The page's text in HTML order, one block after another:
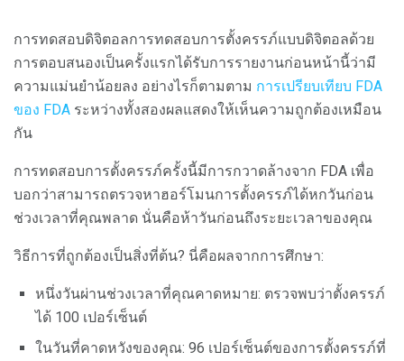
การทดสอบดิจิตอลการทดสอบการตั้งครรภ์แบบดิจิตอลด้วย
การตอบสนองเป็นครั้งแรกได้รับการรายงานก่อนหน้านี้ว่ามี
ความแม่นยำน้อยลง อย่างไรก็ตามตาม การเปรียบเทียบ FDA
ของ FDA ระหว่างทั้งสองผลแสดงให้เห็นความถูกต้องเหมือน
กัน
การทดสอบการตั้งครรภ์ครั้งนี้มีการกวาดล้างจาก FDA เพื่อ
บอกว่าสามารถตรวจหาฮอร์โมนการตั้งครรภ์ได้หกวันก่อน
ช่วงเวลาที่คุณพลาด นั่นคือห้าวันก่อนถึงระยะเวลาของคุณ
วิธีการที่ถูกต้องเป็นสิ่งที่ต้น? นี่คือผลจากการศึกษา:
หนึ่งวันผ่านช่วงเวลาที่คุณคาดหมาย: ตรวจพบว่าตั้งครรภ์
ได้ 100 เปอร์เซ็นต์
ในวันที่คาดหวังของคุณ: 96 เปอร์เซ็นต์ของการตั้งครรภ์ที่